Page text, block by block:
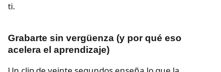
ti.
Grabarte sin vergüenza (y por qué eso
acelera el aprendizaje)